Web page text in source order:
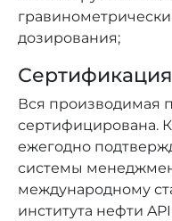
дозирования;
Сертификация
Вся производимая
сертифицирована.
ежегодно
системы
международному
института нефти API